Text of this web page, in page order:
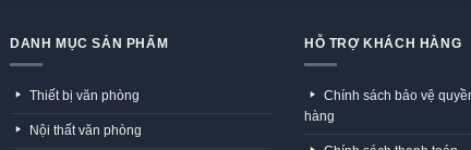
DANH MỤC SẢN PHẨM
Thiết bị văn phòng
Nội thất văn phòng
HỖ TRỢ KHÁCH HÀNG
Chính sách bảo vệ
hàng